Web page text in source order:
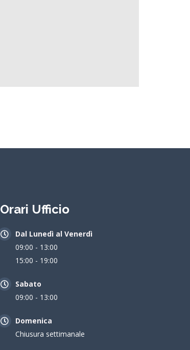
Orari Ufficio
Dal Lunedì al Venerdì
09:00 - 13:00
15:00 - 19:00
Sabato
09:00 - 13:00
Domenica
Chiusura settimanale